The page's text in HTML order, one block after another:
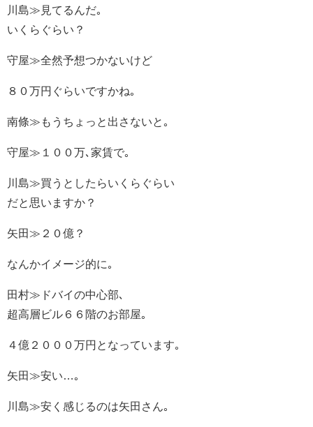
川島≫見てるんだ｡
いくらぐらい？
守屋≫全然予想つかないけど
８０万円ぐらいですかね｡
南條≫もうちょっと出さないと｡
守屋≫１００万､家賃で｡
川島≫買うとしたらいくらぐらい
だと思いますか？
矢田≫２０億？
なんかイメージ的に｡
田村≫ドバイの中心部､
超高層ビル６６階のお部屋｡
４億２０００万円となっています｡
矢田≫安い…｡
川島≫安く感じるのは矢田さん｡